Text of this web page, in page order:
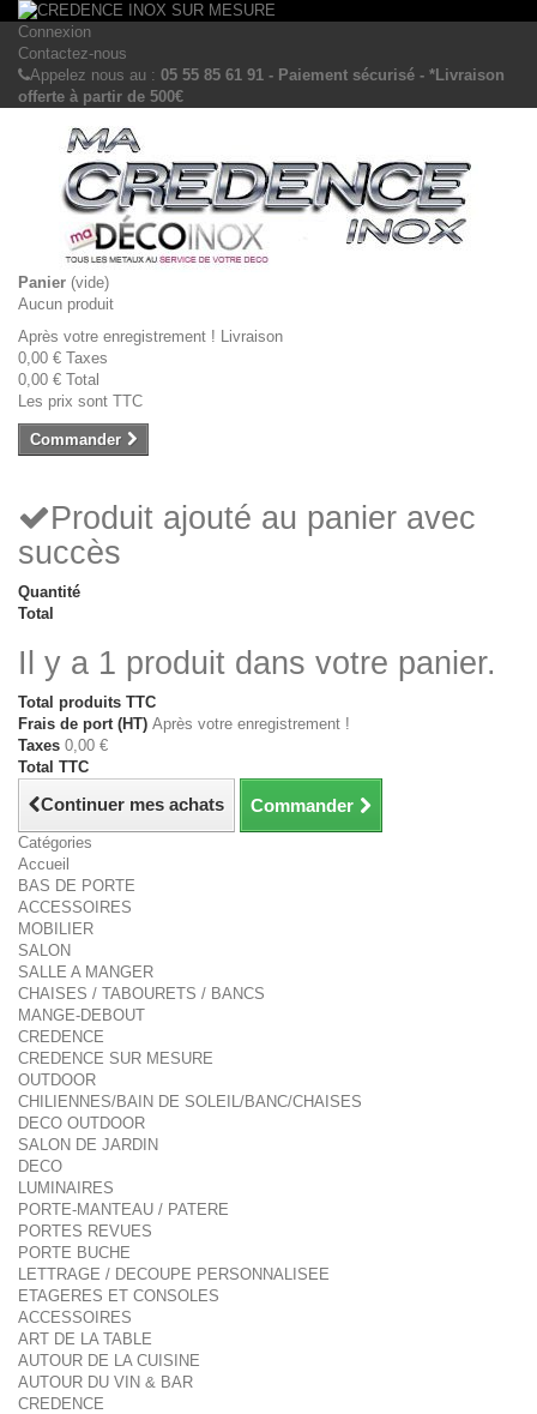
Connexion
Contactez-nous
Appelez nous au : 05 55 85 61 91 - Paiement sécurisé - *Livraison
offerte à partir de 500€
Panier (vide)
Aucun produit
Après votre enregistrement ! Livraison
0,00 € Taxes
0,00 € Total
Les prix sont TTC
Commander
Produit ajouté au panier avec
succès
Quantité
Total
Il y a 1 produit dans votre panier.
Total produits TTC
Frais de port (HT) Après votre enregistrement !
Taxes 0,00 €
Total TTC
Continuer mes achats Commander
Catégories
Accueil
BAS DE PORTE
ACCESSOIRES
MOBILIER
SALON
SALLE A MANGER
CHAISES / TABOURETS / BANCS
MANGE-DEBOUT
CREDENCE
CREDENCE SUR MESURE
OUTDOOR
CHILIENNES/BAIN DE SOLEIL/BANC/CHAISES
DECO OUTDOOR
SALON DE JARDIN
DECO
LUMINAIRES
PORTE-MANTEAU / PATERE
PORTES REVUES
PORTE BUCHE
LETTRAGE / DECOUPE PERSONNALISEE
ETAGERES ET CONSOLES
ACCESSOIRES
ART DE LA TABLE
AUTOUR DE LA CUISINE
AUTOUR DU VIN & BAR
CREDENCE